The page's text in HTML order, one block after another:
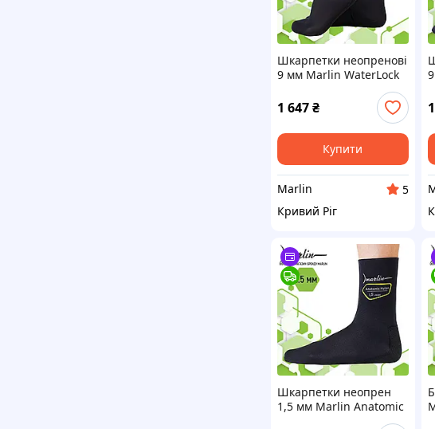
Шкарпетки неопренові
9 мм Marlin WaterLock
1 647₴
Купити
Marlin
5
Кривий Ріг
Шкарпетки неопрен
1,5 мм Marlin Anatomic
Nylon Eco 1.5 мм 38-39